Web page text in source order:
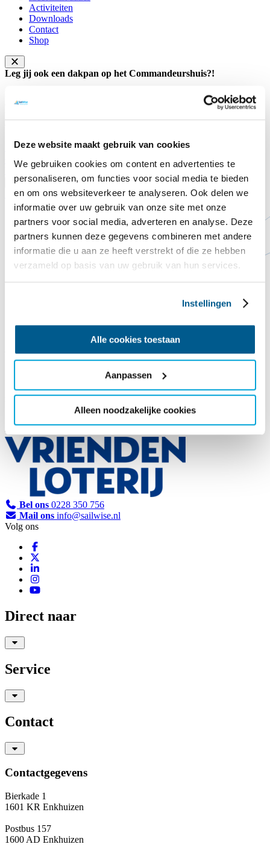
Deze website maakt gebruik van cookies
We gebruiken cookies om content en advertenties te
personaliseren, om functies voor social media te bieden
en om ons websiteverkeer te analyseren. Ook delen we
informatie over uw gebruik van onze site met onze
partners voor social media, adverteren en analyse. Deze
partners kunnen deze gegevens combineren met andere
informatie die u aan ze heeft verstrekt of die ze hebben
verzameld op basis van uw gebruik van hun services.
Instellingen
Alle cookies toestaan
Aanpassen
Alleen noodzakelijke cookies
Activiteiten
Downloads
Contact
Shop
Leg jij ook een dakpan op het Commandeurshuis?!
Commandeurshuis ons letterlijk in de steek te laten. Het dak lekt, de
Doneer hier Sluiten
Contact
Steun ons
Voorlezen
Translate
Home Vriendenloterij
Vriendenloterij
De VriendenLoterij steunt goede doelen, clubs en verenigingen die
zich richten op gezondheid en welzijn van mensen. Met steun van
De VriendLoterij is onze multifunctioneel watersportcentrum It
Bel ons 0228 350 756
Mail ons info@sailwise.nl
Volg ons
Direct naar
Service
Contact
Contactgegevens
Bierkade 1
1601 KR Enkhuizen
Postbus 157
1600 AD Enkhuizen